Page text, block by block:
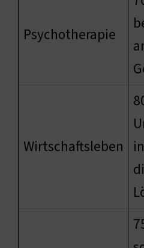
Psychotherapie
Wirtschaftsleben